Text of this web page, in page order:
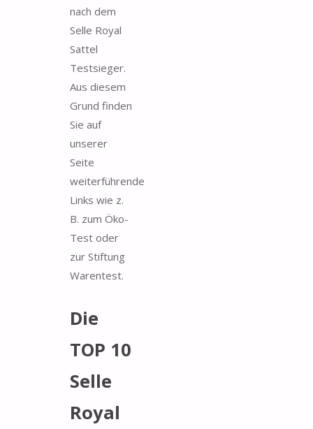
nach dem
Selle Royal
Sattel
Testsieger.
Aus diesem
Grund finden
Sie auf
unserer
Seite
weiterführende
Links wie z.
B. zum Öko-
Test oder
zur Stiftung
Warentest.
Die
TOP 10
Selle
Royal